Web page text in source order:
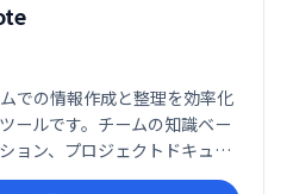
での情報作成と整理を効率化
ールです。チームの知識ベー
ョン、プロジェクトドキュメ
ーズな情報共有と整理を実現